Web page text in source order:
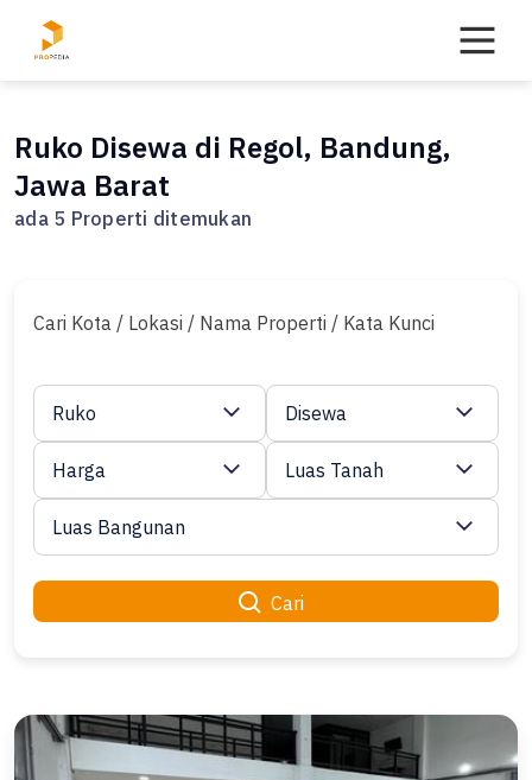
Ruko Disewa di Regol, Bandung,
Jawa Barat
ada 5 Properti ditemukan
Cari Kota / Lokasi / Nama Properti / Kata Kunci
Cari
Ruko Disewa
Harga Luas Tanah
Luas Bangunan